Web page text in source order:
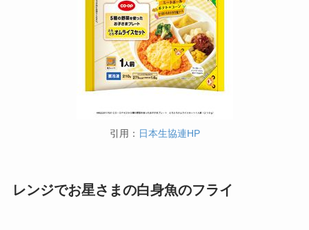
引用： 日本生協連HP
レンジでお星さまの白身魚のフライ